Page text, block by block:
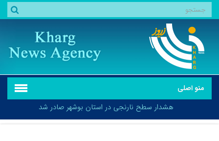
منو اصلی
هشدار سطح نارنجی در استان بوشهر صادر شد